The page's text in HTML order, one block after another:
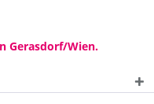
Gerasdorf/Wien.